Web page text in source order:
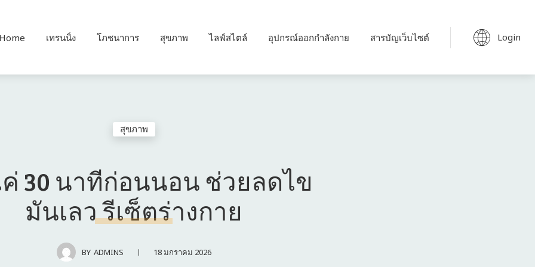
เทรนนิ่ง โภชนาการ สุขภาพ ไลฟ์สไตล์ อุปกรณ์ออกกำลังกาย สารบัญเว็บไซต์ Login
สุขภาพ
30 นาทีก่อนนอน ช่วยลดไข
มันเลว รีเซ็ตร่างกาย
BY ADMINS 18 มกราคม 2026